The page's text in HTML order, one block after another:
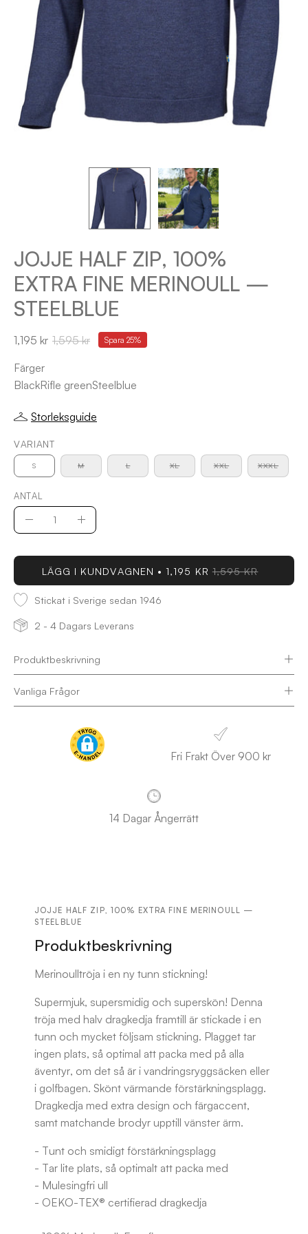
JOJJE HALF ZIP, 100%
EXTRA FINE MERINOULL —
STEELBLUE
1,195 kr 1,595 kr Spara 25%
Färger
BlackRifle greenSteelblue
Storleksguide
VARIANT
S M L XL XXL XXXL
ANTAL
Antal
Minska
Öka
LÄGG I KUNDVAGNEN 1,195 KR 1,595 KR
Stickat i Sverige sedan 1946
2 - 4 Dagars Leverans
Produktbeskrivning
Vanliga Frågor
Fri Frakt Över 900 kr
14 Dagar Ångerrätt
JOJJE HALF ZIP, 100% EXTRA FINE MERINOULL —
STEELBLUE
Produktbeskrivning
Merinoulltröja i en ny tunn stickning!
Supermjuk, supersmidig och superskön! Denna
tröja med halv dragkedja framtill är stickade i en
tunn och mycket följsam stickning. Plagget tar
ingen plats, så optimal att packa med på alla
äventyr, om det så är i vandringsryggsäcken eller
i golfbagen. Skönt värmande förstärkningsplagg.
Dragkedja med extra design och färgaccent,
samt matchande brodyr upptill vänster ärm.
- Tunt och smidigt förstärkningsplagg
- Tar lite plats, så optimalt att packa med
- Mulesingfri ull
- OEKO-TEX® certifierad dragkedja